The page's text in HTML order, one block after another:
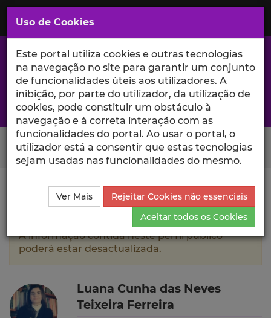
Saltar
para
Conteúdo
Principal
A excelência da investigação e ciência no Iscte
Search Button
Ciência_Iscte Autores
Luana Cunha das Neves
Teixeira Ferreira
Currículo
A informação contida neste perfil público
poderá estar desactualizada.
Luana Cunha das Neves
Teixeira Ferreira
Uso de Cookies
Este portal utiliza cookies e outras tecnologias
na navegação no site para garantir um conjunto
de funcionalidades úteis aos utilizadores. A
inibição, por parte do utilizador, da utilização de
cookies, pode constituir um obstáculo à
navegação e à correta interação com as
funcionalidades do portal. Ao usar o portal, o
utilizador está a consentir que estas tecnologias
sejam usadas nas funcionalidades do mesmo.
Ver Mais
Rejeitar Cookies não essenciais
Aceitar todos os Cookies